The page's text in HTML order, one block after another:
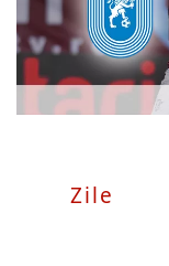
Zile